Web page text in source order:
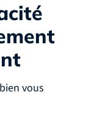
vous